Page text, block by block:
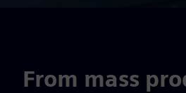
From mass